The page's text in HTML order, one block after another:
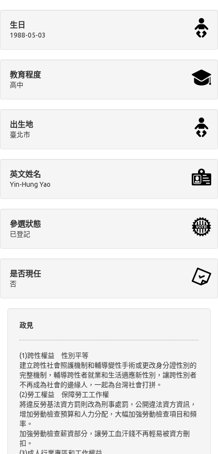
生日
1988-05-03
教育程度
高中
出生地
臺北市
英文姓名
Yin-Hung Yao
參選狀態
已登記
是否現任
否
政見
(1)跨性權益 性別平等
建立跨性社會照護機制和輔導變性手術或更改身分證性別的
完整機制，輔導跨性者就業和生活適應新性別，讓跨性別者
不再成為社會的邊緣人，一起為台灣社會打拼。
(2)勞工權益 保障勞工工作權
將違反勞基法資方罰則改為刑事處罰，公開違法資方資訊，
增加勞動檢查預算和人力分配，大幅加強勞動檢查項目和頻
率。
加強勞動檢查薪資部分，讓勞工血汗錢不再輕易被資方刪
扣。